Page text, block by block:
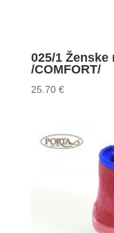
025/1 Ženske
/COMFORT/
25.70 €